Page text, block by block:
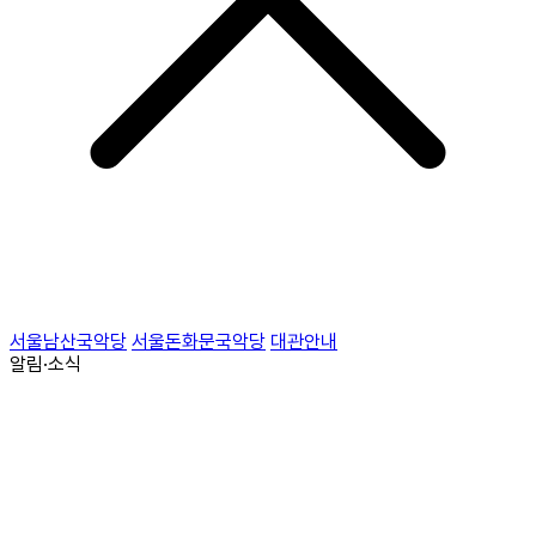
서울남산국악당 서울돈화문국악당 대관안내
알림·소식